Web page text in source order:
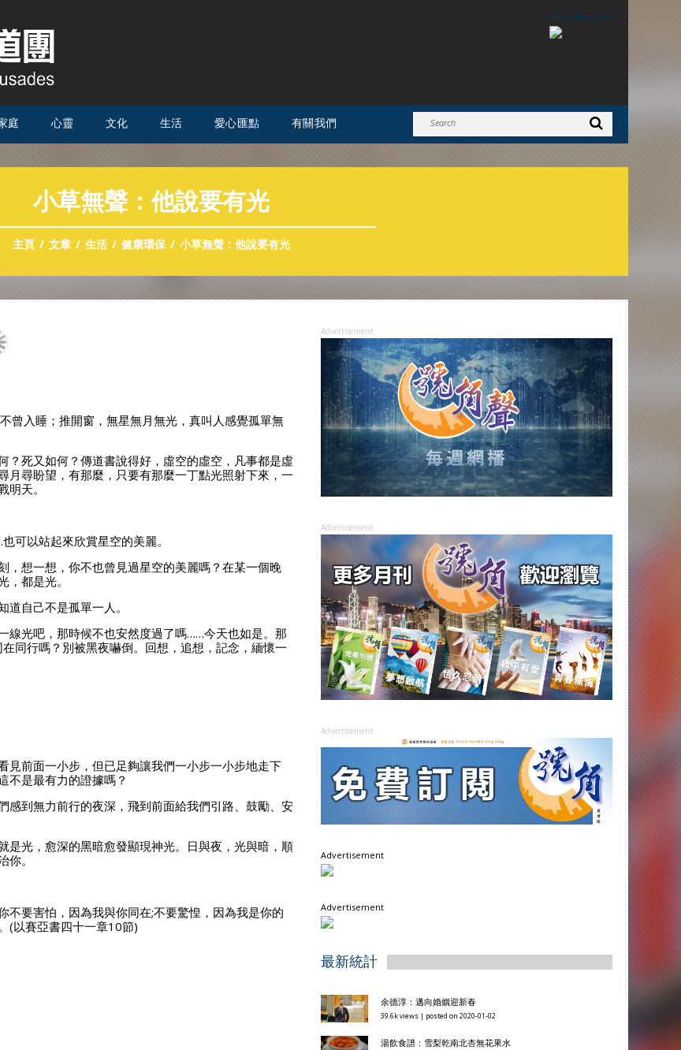
Advertisement
庭 心靈 文化 生活 愛心匯點 有關我們
小草無聲：他說要有光
主頁 文章 生活 健康環保 小草無聲：他說要有光
曾入睡；推開窗，無星無月無光，真叫人感覺孤單無
死又如何？傳道書說得好，虛空的虛空，凡事都是虛
尋盼望，有那麼，只要有那麼一丁點光照射下來，一
天。
可以站起來欣賞星空的美麗。
，想一想，你不也曾見過星空的美麗嗎？在某一個晚
都是光。
自己不是孤單一人。
線光吧，那時候不也安然度過了嗎……今天也如是。那
同行嗎？別被黑夜嚇倒。回想，追想，記念，緬懷一
見前面一小步，但已足夠讓我們一小步一小步地走下
不是最有力的證據嗎？
感到無力前行的夜深，飛到前面給我們引路、鼓勵、安
是光，愈深的黑暗愈發顯現神光。日與夜，光與暗，順
。
要害怕，因為我與你同在;不要驚惶，因為我是你的
(以賽亞書四十一章10節)
Advertisement
Advertisement
Advertisement
Advertisement
Advertisement
最新統計
余德淳：邁向婚姻迎新春
39.6k views posted on 2020-01-02
湯飲食譜：雪梨乾南北杏無花果水